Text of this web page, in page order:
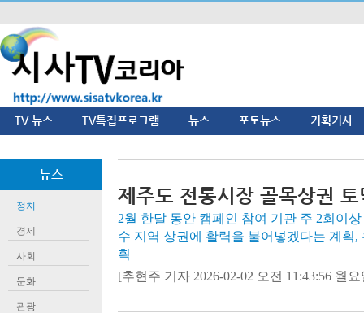
TV 뉴스 TV특집프로그램 뉴스 포토뉴스 기획기사
뉴스
정치
경제
사회
문화
관광
제주도 전통시장 골목상권
2월 한달 동안 캠페인 참여 기관 주 2회이
수 지역 상권에 활력을 불어넣겠다는 계획
획
[추현주 기자 2026-02-02 오전 11:43:56 월요